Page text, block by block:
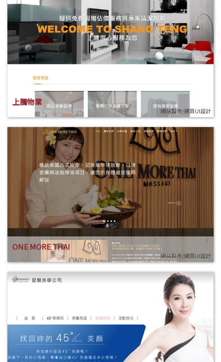
上騰物業
網站製作/網頁UI設計
ONE MORE THAI
網站製作/網頁UI設計